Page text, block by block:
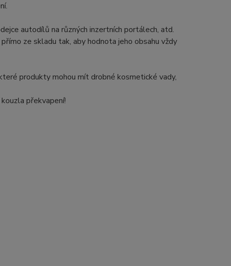
autodílů na různých inzertních portálech, atd.
ze skladu tak, aby hodnota jeho obsahu vždy
produkty mohou mít drobné kosmetické vady,
překvapení!